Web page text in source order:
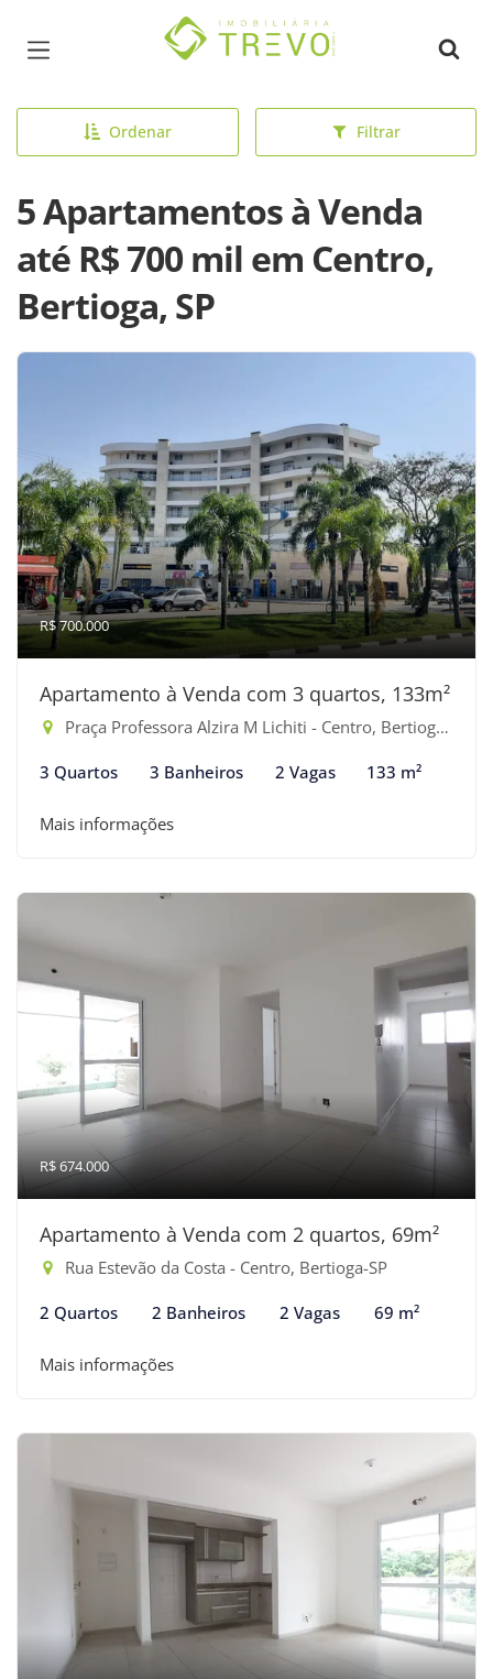
Página inicial
Ordenar Filtrar
5 Apartamentos à Venda
até R$ 700 mil em Centro,
Bertioga, SP
R$ 700.000
Apartamento à Venda com 3 quartos, 133m²
Praça Professora Alzira M Lichiti - Centro, Bertioga-SP
3 Quartos 3 Banheiros 2 Vagas 133 m²
Mais informações
R$ 674.000
Apartamento à Venda com 2 quartos, 69m²
Rua Estevão da Costa - Centro, Bertioga-SP
2 Quartos 2 Banheiros 2 Vagas 69 m²
Mais informações